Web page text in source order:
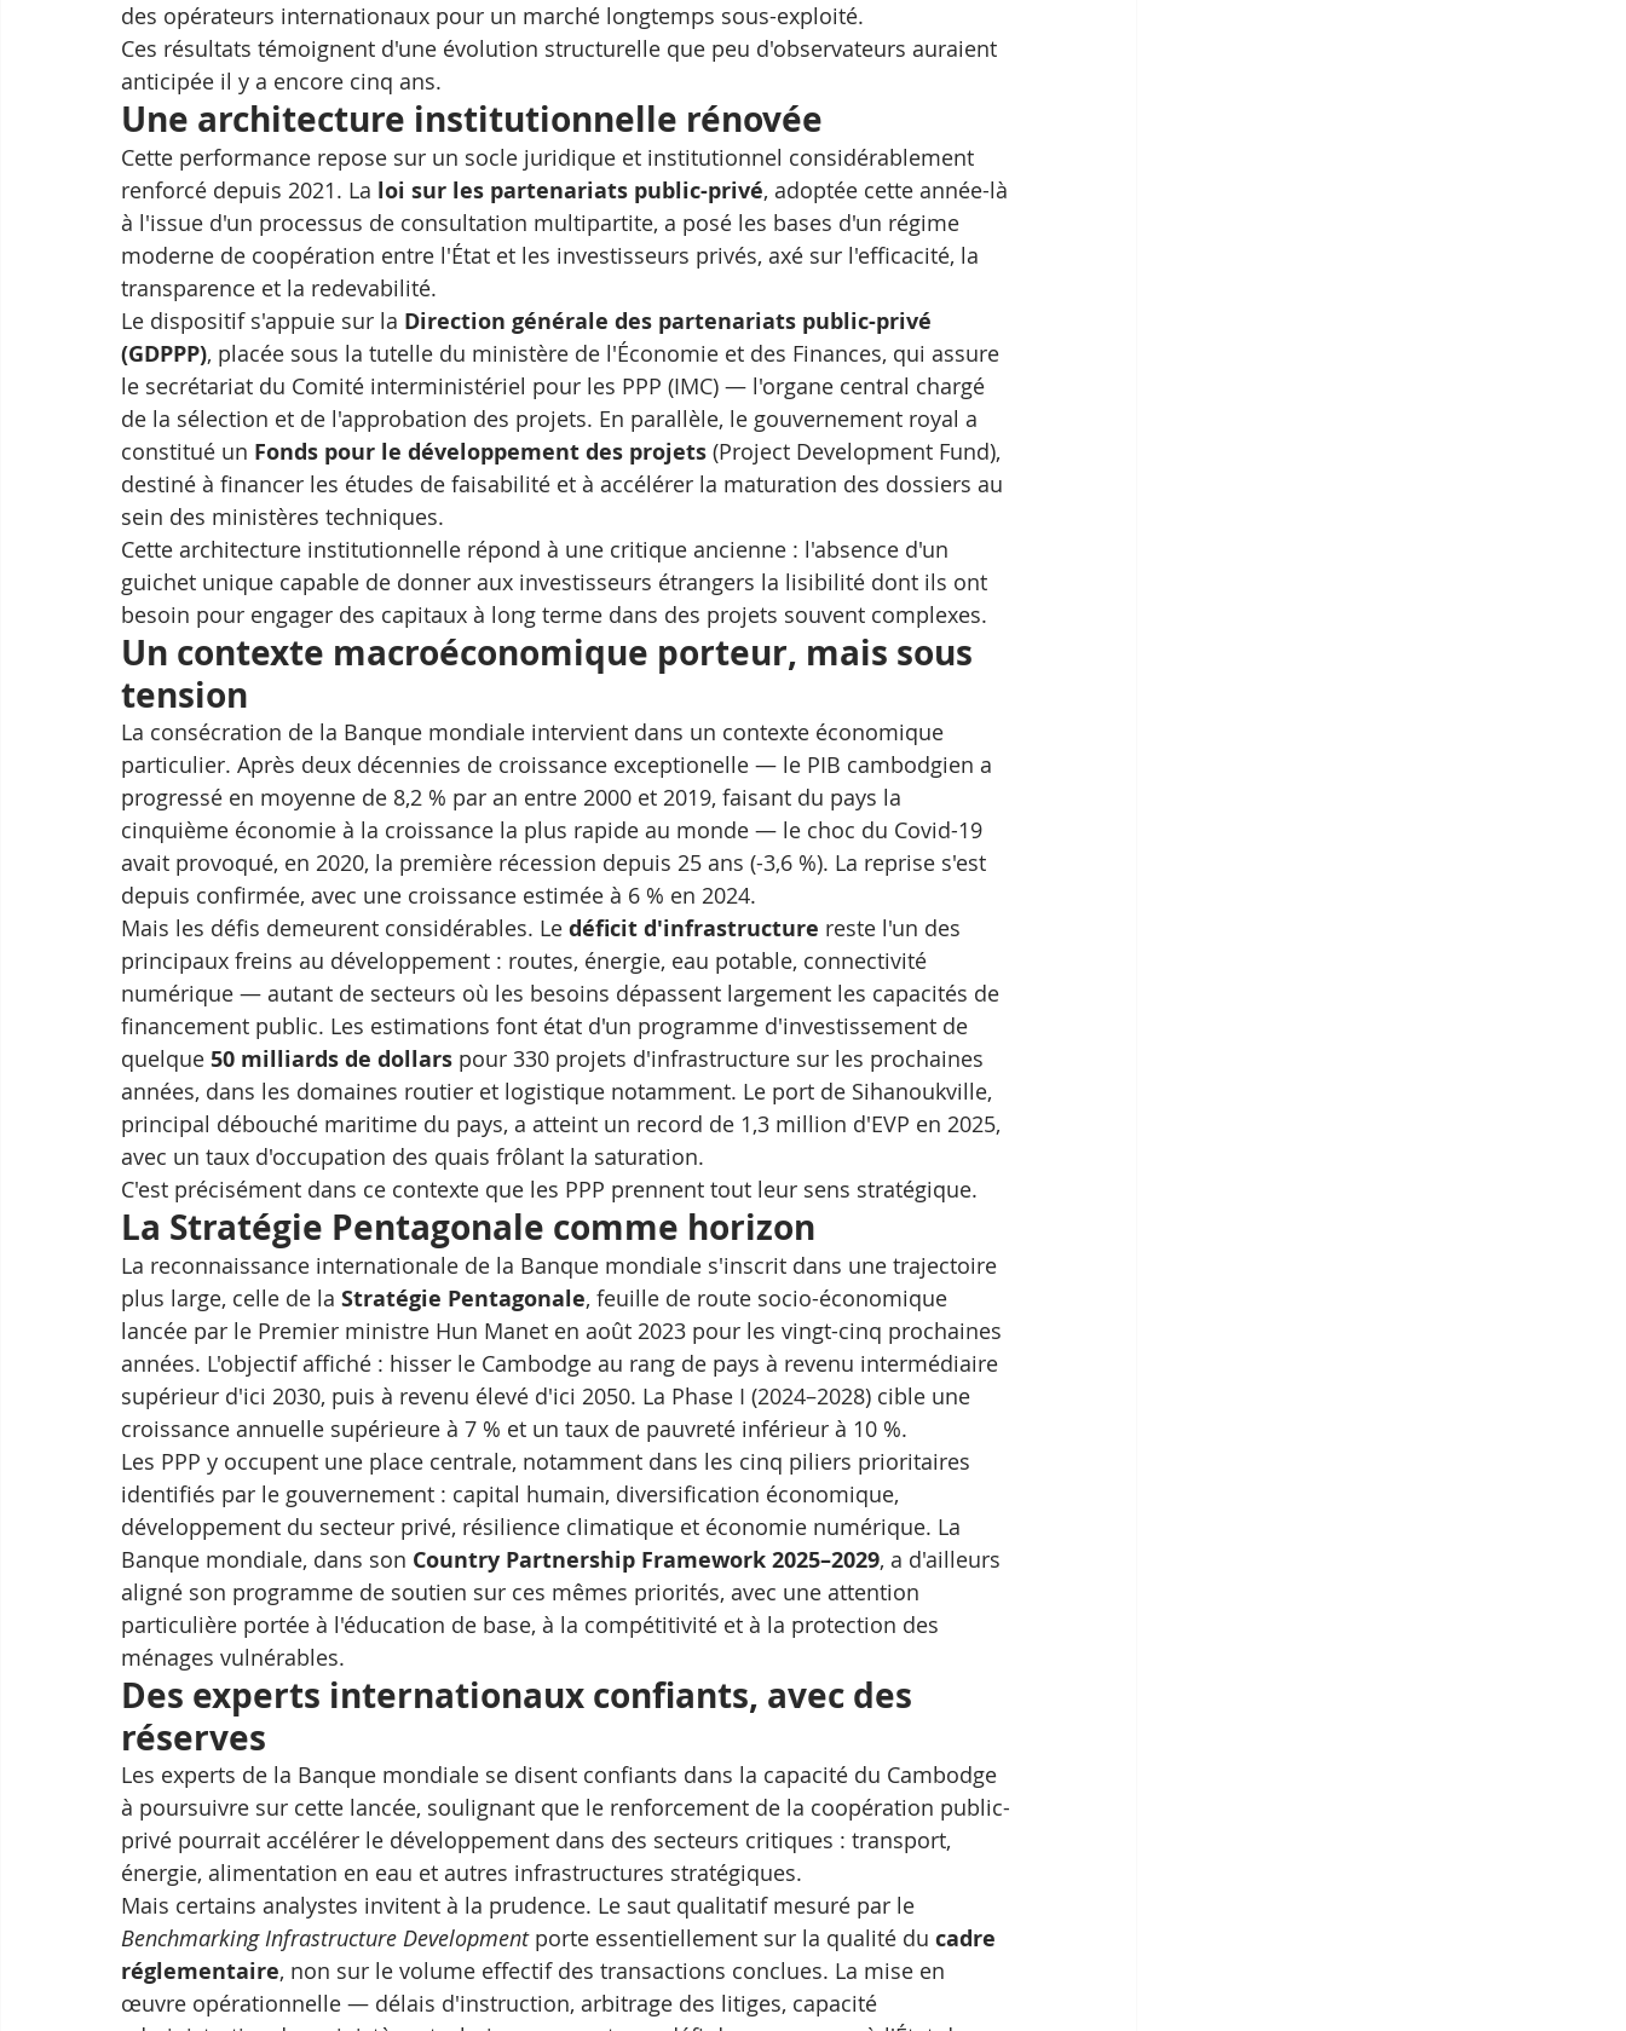
des opérateurs internationaux pour un marché longtemps sous-exploité.
Ces résultats témoignent d'une évolution structurelle que peu d'observateurs auraient
anticipée il y a encore cinq ans.
Une architecture institutionnelle rénovée
Cette performance repose sur un socle juridique et institutionnel considérablement
renforcé depuis 2021. La loi sur les partenariats public-privé, adoptée cette année-là
à l'issue d'un processus de consultation multipartite, a posé les bases d'un régime
moderne de coopération entre l'État et les investisseurs privés, axé sur l'efficacité, la
transparence et la redevabilité.
Le dispositif s'appuie sur la Direction générale des partenariats public-privé
(GDPPP), placée sous la tutelle du ministère de l'Économie et des Finances, qui assure
le secrétariat du Comité interministériel pour les PPP (IMC) — l'organe central chargé
de la sélection et de l'approbation des projets. En parallèle, le gouvernement royal a
constitué un Fonds pour le développement des projets (Project Development Fund),
destiné à financer les études de faisabilité et à accélérer la maturation des dossiers au
sein des ministères techniques.
Cette architecture institutionnelle répond à une critique ancienne : l'absence d'un
guichet unique capable de donner aux investisseurs étrangers la lisibilité dont ils ont
besoin pour engager des capitaux à long terme dans des projets souvent complexes.
Un contexte macroéconomique porteur, mais sous
tension
La consécration de la Banque mondiale intervient dans un contexte économique
particulier. Après deux décennies de croissance exceptionelle — le PIB cambodgien a
progressé en moyenne de 8,2 % par an entre 2000 et 2019, faisant du pays la
cinquième économie à la croissance la plus rapide au monde — le choc du Covid-19
avait provoqué, en 2020, la première récession depuis 25 ans (-3,6 %). La reprise s'est
depuis confirmée, avec une croissance estimée à 6 % en 2024.
Mais les défis demeurent considérables. Le déficit d'infrastructure reste l'un des
principaux freins au développement : routes, énergie, eau potable, connectivité
numérique — autant de secteurs où les besoins dépassent largement les capacités de
financement public. Les estimations font état d'un programme d'investissement de
quelque 50 milliards de dollars pour 330 projets d'infrastructure sur les prochaines
années, dans les domaines routier et logistique notamment. Le port de Sihanoukville,
principal débouché maritime du pays, a atteint un record de 1,3 million d'EVP en 2025,
avec un taux d'occupation des quais frôlant la saturation.
C'est précisément dans ce contexte que les PPP prennent tout leur sens stratégique.
La Stratégie Pentagonale comme horizon
La reconnaissance internationale de la Banque mondiale s'inscrit dans une trajectoire
plus large, celle de la Stratégie Pentagonale, feuille de route socio-économique
lancée par le Premier ministre Hun Manet en août 2023 pour les vingt-cinq prochaines
années. L'objectif affiché : hisser le Cambodge au rang de pays à revenu intermédiaire
supérieur d'ici 2030, puis à revenu élevé d'ici 2050. La Phase I (2024–2028) cible une
croissance annuelle supérieure à 7 % et un taux de pauvreté inférieur à 10 %.
Les PPP y occupent une place centrale, notamment dans les cinq piliers prioritaires
identifiés par le gouvernement : capital humain, diversification économique,
développement du secteur privé, résilience climatique et économie numérique. La
Banque mondiale, dans son Country Partnership Framework 2025–2029, a d'ailleurs
aligné son programme de soutien sur ces mêmes priorités, avec une attention
particulière portée à l'éducation de base, à la compétitivité et à la protection des
ménages vulnérables.
Des experts internationaux confiants, avec des
réserves
Les experts de la Banque mondiale se disent confiants dans la capacité du Cambodge
à poursuivre sur cette lancée, soulignant que le renforcement de la coopération public-
privé pourrait accélérer le développement dans des secteurs critiques : transport,
énergie, alimentation en eau et autres infrastructures stratégiques.
Mais certains analystes invitent à la prudence. Le saut qualitatif mesuré par le
Benchmarking Infrastructure Development porte essentiellement sur la qualité du cadre
réglementaire, non sur le volume effectif des transactions conclues. La mise en
œuvre opérationnelle — délais d'instruction, arbitrage des litiges, capacité